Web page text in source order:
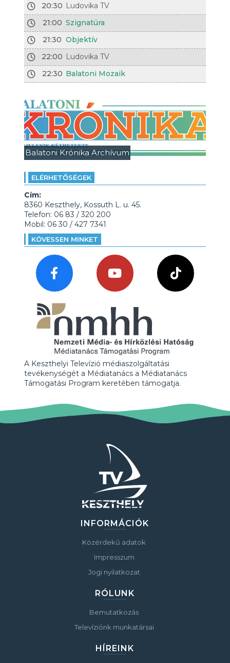
20:30 Ludovika TV
21:00 Szignatúra
21:30 Objektív
22:00 Ludovika TV
22:30 Balatoni Mozaik
Balatoni Krónika Archívum
ELÉRHETŐSÉGEK
Cím:
8360 Keszthely, Kossuth L. u. 45.
Telefon: 06 83 / 320 200
Mobil: 06 30 / 427 7341
KÖVESSEN MINKET
A Keszthelyi Televízió médiaszolgáltatási
tevékenységét a Médiatanács a Médiatanács
Támogatási Program keretében támogatja.
INFORMÁCIÓK
Közérdekű adatok
Impresszum
Jogi nyilatkozat
RÓLUNK
Bemutatkozás
Televíziónk munkatársai
HÍREINK